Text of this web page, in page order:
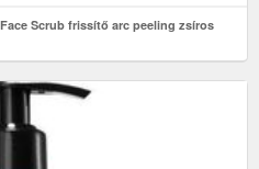
Scrub frissítő arc peeling zsíros